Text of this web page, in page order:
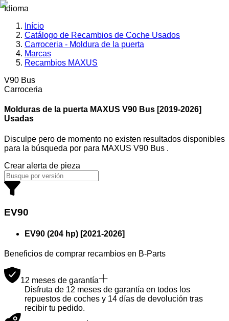
Idioma
Início
Catálogo de Recambios de Coche Usados
Carroceria - Moldura de la puerta
Marcas
Recambios MAXUS
V90 Bus
Carroceria
Molduras de la puerta MAXUS V90 Bus [2019-2026]
Usadas
Disculpe pero de momento no existen resultados disponibles
para la búsqueda por para MAXUS V90 Bus .
Crear alerta de pieza
EV90
EV90 (204 hp) [2021-2026]
Beneficios de comprar recambios en B-Parts
12 meses de garantía
Disfruta de 12 meses de garantía en todos los
repuestos de coches y 14 días de devolución tras
recibir tu pedido.